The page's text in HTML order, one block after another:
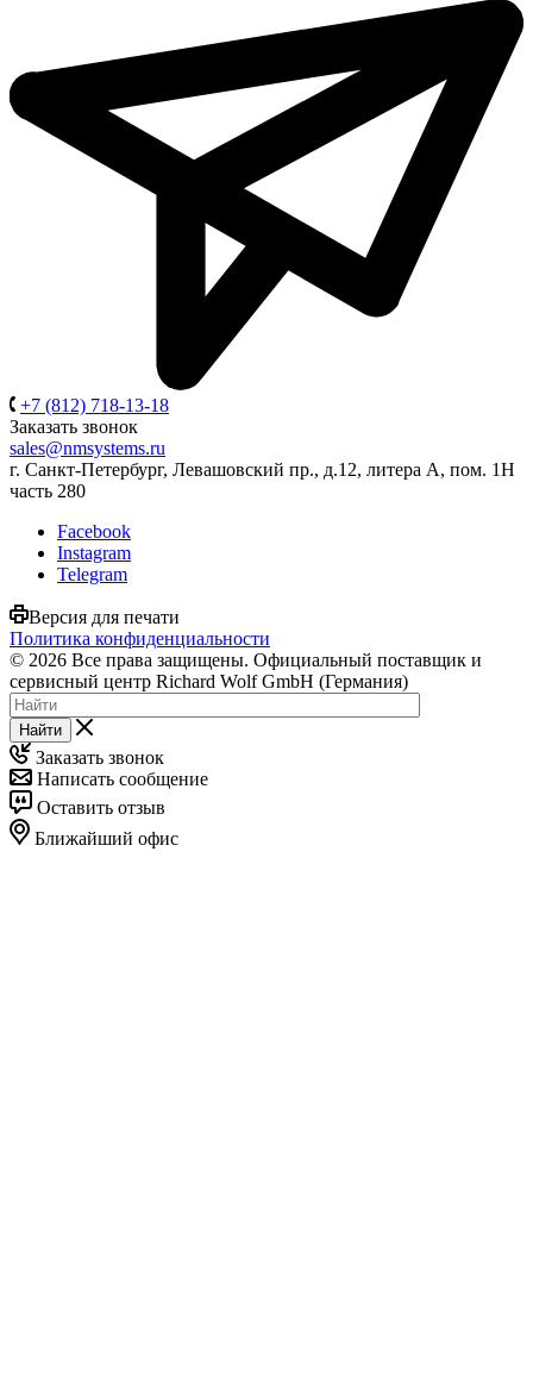
+7 (812) 718-13-18
Заказать звонок
sales@nmsystems.ru
г. Санкт-Петербург, Левашовский пр., д.12, литера А, пом. 1Н
часть 280
Facebook
Instagram
Telegram
Версия для печати
Политика конфиденциальности
© 2026 Все права защищены. Официальный поставщик и
сервисный центр Richard Wolf GmbH (Германия)
Найти
Заказать звонок
Написать сообщение
Оставить отзыв
Ближайший офис